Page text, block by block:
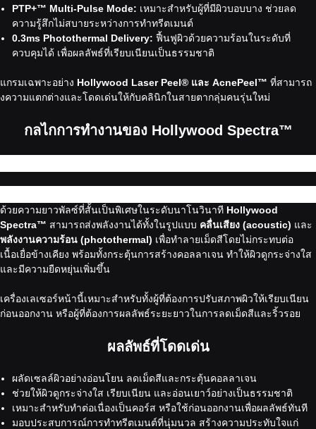
PTP+™ Multi-Pulse Mode: เหมาะสำหรับผู้ที่มีผิวบอบบาง ช่วยลด
ความรู้สึกไม่สบายระหว่างการทำทรีตเมนต์
0.3ms Photothermal Delivery: ฟื้นฟูผิวด้วยความร้อนในระดับที่
ควบคุมได้ เพื่อผลลัพธ์ที่เรียบเนียนเป็นธรรมชาติ
กรมเฉพาะอย่าง Hollywood Laser Peel® และ AcnePeel™ ที่สามารถ
ความแตกต่างและโดดเด่นให้กับคลินิกในสายตากลุ่มคนรุ่นใหม่
กลไกการทำงานของ Hollywood Spectra™
ด้วยความยาวพัลซ์ที่สั้นเป็นพิเศษในระดับนาโนวินาที Hollywood
Spectra™ สามารถส่งพลังงานได้ทั้งในรูปแบบ คลื่นเสียง (acoustic) และ
พลังงานความร้อน (photothermal) เพื่อทำลายเม็ดสีโดยไม่กระทบต่อ
เนื้อเยื่อข้างเคียง พร้อมทั้งกระตุ้นการสร้างคอลลาเจน ทำให้ผิวดูกระจ่างใส
และมีความยืดหยุ่นเพิ่มขึ้น
เครื่องเลเซอร์หน้านี้เหมาะสำหรับทั้งผู้ที่ต้องการปรับสภาพผิวให้เรียบเนียน
ก่อนออกงาน หรือผู้ที่ต้องการผลลัพธ์ระยะยาวในการลดเม็ดสีและริ้วรอย
ผลลัพธ์ที่โดดเด่น
ผลัดเซลล์ผิวอย่างอ่อนโยน ลดเม็ดสีและกระตุ้นคอลลาเจน
ช่วยให้ผิวดูกระจ่างใส เรียบเนียน และอ่อนเยาว์อย่างเป็นธรรมชาติ
เหมาะสำหรับทำต่อเนื่องเป็นคอร์ส หรือใช้ก่อนออกงานเพื่อผลลัพธ์ทันที
มอบประสบการณ์การทำทรีตเมนต์ที่นุ่มนวล สร้างความประทับใจแก่